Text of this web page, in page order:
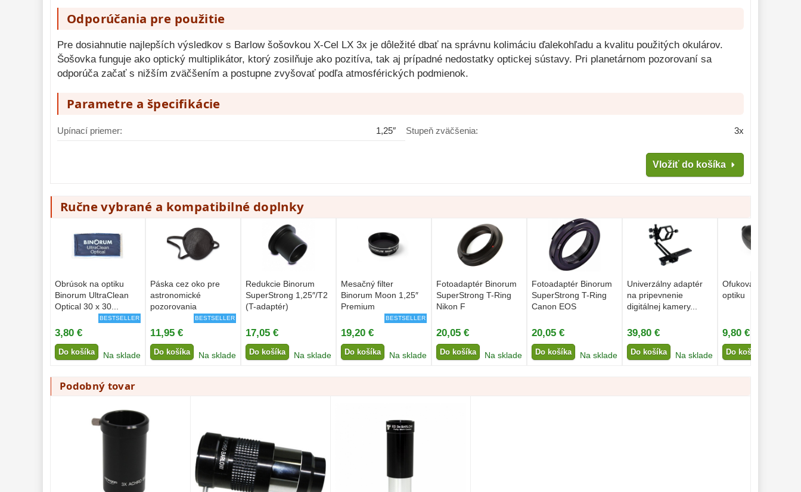
Odporúčania pre použitie
Pre dosiahnutie najlepších výsledkov s Barlow šošovkou X-Cel LX 3x je dôležité dbať na správnu kolimáciu ďalekohľadu a kvalitu použitých okulárov.
Šošovka funguje ako optický multiplikátor, ktorý zosilňuje ako pozitíva, tak aj prípadné nedostatky optickej sústavy. Pri planetárnom pozorovaní sa
odporúča začať s nižším zväčšením a postupne zvyšovať podľa atmosférických podmienok.
Parametre a špecifikácie
Upínací priemer: 1,25″ Stupeň zväčšenia: 3x
Vložiť do košíka
Ručne vybrané a kompatibilné doplnky
Obrúsok na optiku
Binorum UltraClean
Optical 30 x 30...
BESTSELLER
3,80 €
Do košíka Na sklade
Páska cez oko pre
astronomické
pozorovania
BESTSELLER
11,95 €
Do košíka Na sklade
Redukcie Binorum
SuperStrong 1,25″/T2
(T-adaptér)
17,05 €
Do košíka Na sklade
Mesačný filter
Binorum Moon 1,25″
Premium
BESTSELLER
19,20 €
Do košíka Na sklade
Fotoadaptér Binorum
SuperStrong T-Ring
Nikon F
20,05 €
Do košíka Na sklade
Fotoadaptér Binorum
SuperStrong T-Ring
Canon EOS
20,05 €
Do košíka Na sklade
Univerzálny adaptér
na pripevnenie
digitálnej kamery...
39,80 €
Do košíka Na sklade
Ofukovací balónik na
optiku
9,80 €
Do košíka
Podobný tovar